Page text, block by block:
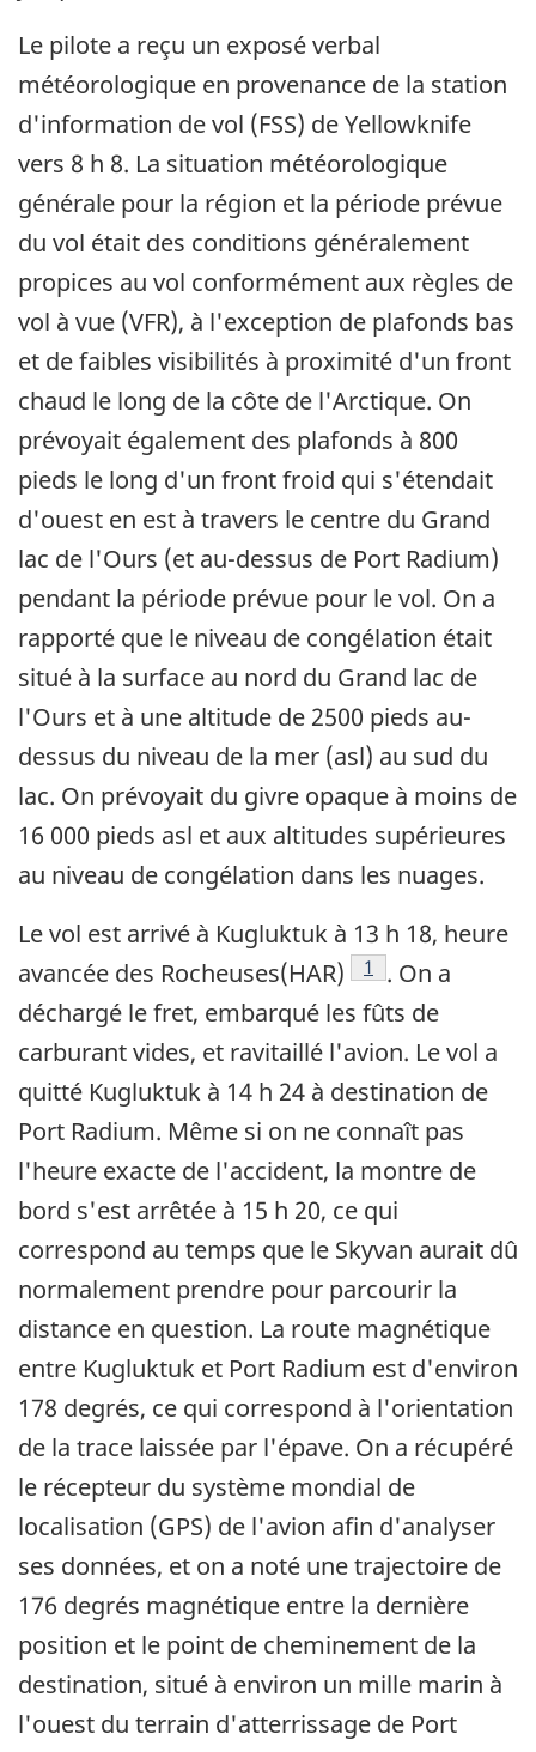
Le pilote a reçu un exposé verbal
météorologique en provenance de la station
d'information de vol (FSS) de Yellowknife
vers 8 h 8. La situation météorologique
générale pour la région et la période prévue
du vol était des conditions généralement
propices au vol conformément aux règles de
vol à vue (VFR), à l'exception de plafonds bas
et de faibles visibilités à proximité d'un front
chaud le long de la côte de l'Arctique. On
prévoyait également des plafonds à 800
pieds le long d'un front froid qui s'étendait
d'ouest en est à travers le centre du Grand
lac de l'Ours (et au-dessus de Port Radium)
pendant la période prévue pour le vol. On a
rapporté que le niveau de congélation était
situé à la surface au nord du Grand lac de
l'Ours et à une altitude de 2500 pieds au-
dessus du niveau de la mer (asl) au sud du
lac. On prévoyait du givre opaque à moins de
16 000 pieds asl et aux altitudes supérieures
au niveau de congélation dans les nuages.
Le vol est arrivé à Kugluktuk à 13 h 18, heure
avancée des Rocheuses(HAR)
Note de bas de page
1
. On a
déchargé le fret, embarqué les fûts de
carburant vides, et ravitaillé l'avion. Le vol a
quitté Kugluktuk à 14 h 24 à destination de
Port Radium. Même si on ne connaît pas
l'heure exacte de l'accident, la montre de
bord s'est arrêtée à 15 h 20, ce qui
correspond au temps que le Skyvan aurait dû
normalement prendre pour parcourir la
distance en question. La route magnétique
entre Kugluktuk et Port Radium est d'environ
178 degrés, ce qui correspond à l'orientation
de la trace laissée par l'épave. On a récupéré
le récepteur du système mondial de
localisation (GPS) de l'avion afin d'analyser
ses données, et on a noté une trajectoire de
176 degrés magnétique entre la dernière
position et le point de cheminement de la
destination, situé à environ un mille marin à
l'ouest du terrain d'atterrissage de Port